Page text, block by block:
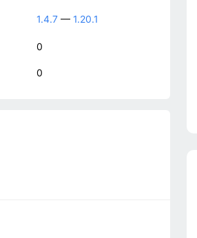
1.4.7 — 1.20.1
0
0